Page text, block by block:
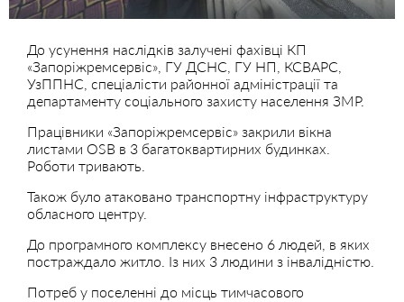
До усунення наслідків залучені фахівці КП
«Запоріжремсервіс», ГУ ДСНС, ГУ НП, КСВАРС,
УзППНС, спеціалісти районної адміністрації та
департаменту соціального захисту населення ЗМР.
Працівники «Запоріжремсервіс» закрили вікна
листами OSB в 3 багатоквартирних будинках.
Роботи тривають.
Також було атаковано транспортну інфраструктуру
обласного центру.
До програмного комплексу внесено 6 людей, в яких
постраждало житло. Із них 3 людини з інвалідністю.
Потреб у поселенні до місць тимчасового